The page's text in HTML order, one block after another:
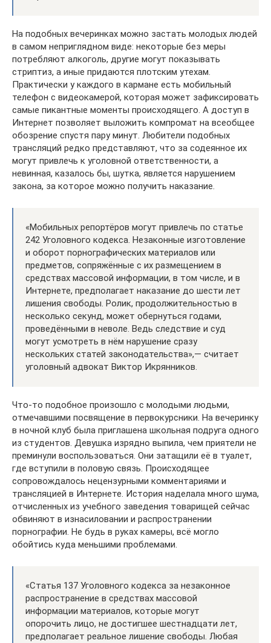
На подобных вечеринках можно застать молодых людей
в самом неприглядном виде: некоторые без меры
потребляют алкоголь, другие могут показывать
стриптиз, а иные придаются плотским утехам.
Практически у каждого в кармане есть мобильный
телефон с видеокамерой, которая может зафиксировать
самые пикантные моменты происходящего. А доступ в
Интернет позволяет выложить компромат на всеобщее
обозрение спустя пару минут. Любители подобных
трансляций редко представляют, что за содеянное их
могут привлечь к уголовной ответственности, а
невинная, казалось бы, шутка, является нарушением
закона, за которое можно получить наказание.
«Мобильных репортёров могут привлечь по статье
242 Уголовного кодекса. Незаконные изготовление
и оборот порнографических материалов или
предметов, сопряжённые с их размещением в
средствах массовой информации, в том числе, и в
Интернете, предполагает наказание до шести лет
лишения свободы. Ролик, продолжительностью в
несколько секунд, может обернуться годами,
проведёнными в неволе. Ведь следствие и суд
могут усмотреть в нём нарушение сразу
нескольких статей законодательства»,— считает
уголовный адвокат Виктор Икрянников.
Что-то подобное произошло с молодыми людьми,
отмечавшими посвящение в первокурсники. На вечеринку
в ночной клуб была приглашена школьная подруга одного
из студентов. Девушка изрядно выпила, чем приятели не
преминули воспользоваться. Они затащили её в туалет,
где вступили в половую связь. Происходящее
сопровождалось нецензурными комментариями и
трансляцией в Интернете. История наделала много шума,
отчисленных из учебного заведения товарищей сейчас
обвиняют в изнасиловании и распространении
порнографии. Не будь в руках камеры, всё могло
обойтись куда меньшими проблемами.
«Статья 137 Уголовного кодекса за незаконное
распространение в средствах массовой
информации материалов, которые могут
опорочить лицо, не достигшее шестнадцати лет,
предполагает реальное лишение свободы. Любая